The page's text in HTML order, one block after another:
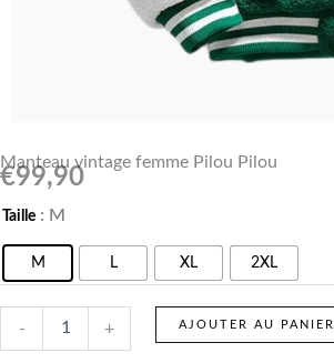
Manteau vintage femme Pilou Pilou
€99,90
Taille : M
M L XL 2XL
-
quantité
Manteau
+ AJOUTER AU PANIER